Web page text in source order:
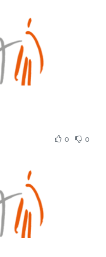
en
de la
toute personne
les enjeux et
des repères
campagne, la
et les
d’expérience et un
accompagner
et porteuse de
0 0